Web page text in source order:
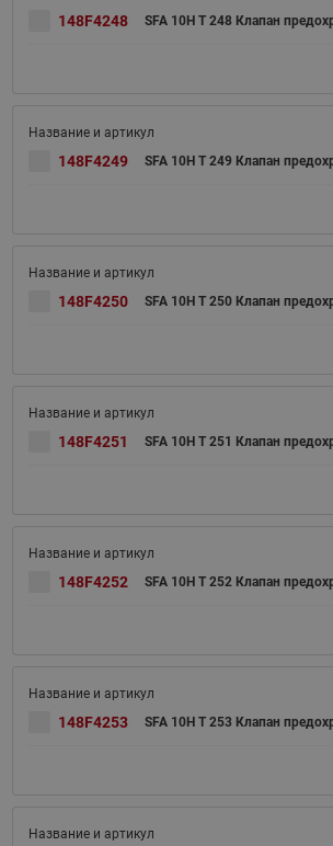
148F4248 SFA 10H T 248 Клапан
148F4249 SFA 10H T 249 Клапан
148F4250 SFA 10H T 250 Клапан
148F4251 SFA 10H T 251 Клапан
148F4252 SFA 10H T 252 Клапан
148F4253 SFA 10H T 253 Клапан